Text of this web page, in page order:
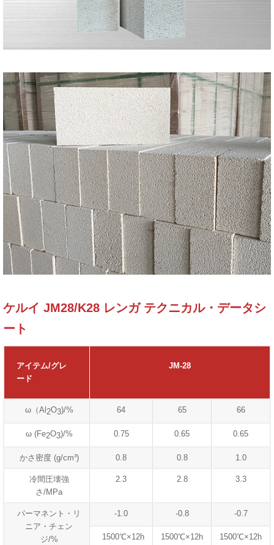
ケルイ JM28/K28 レンガ テクニカル・データシ
ート
アイテム/グレ
ード
JM-28
ω（Al 2O3)/% 64 65 66
ω (Fe2O3)/% 0.75 0.65 0.65
かさ密度 (g/cm³) 0.8 0.8 1.0
冷間圧壊強
さ/MPa
2.3 2.8 3.3
パーマネント・リ
ニア・チェン
ジ/%
-1.0 -0.8 -0.7
1500℃×12h 1500℃×12h 1500℃×12h